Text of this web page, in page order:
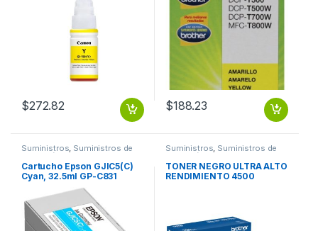
$272.82 $188.23
Suministros, Suministros de
Impresión
Cartucho Epson GJIC5(C)
Cyan, 32.5ml GP-C831
Suministros, Suministros de
Impresión
TONER NEGRO ULTRA ALTO
RENDIMIENTO 4500